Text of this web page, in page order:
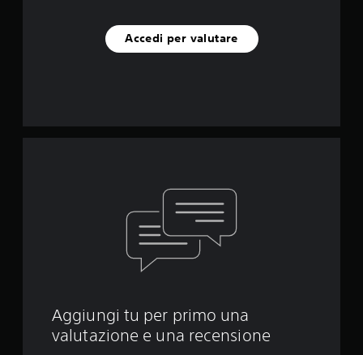
Accedi per valutare
Aggiungi tu per primo una
valutazione e una recensione